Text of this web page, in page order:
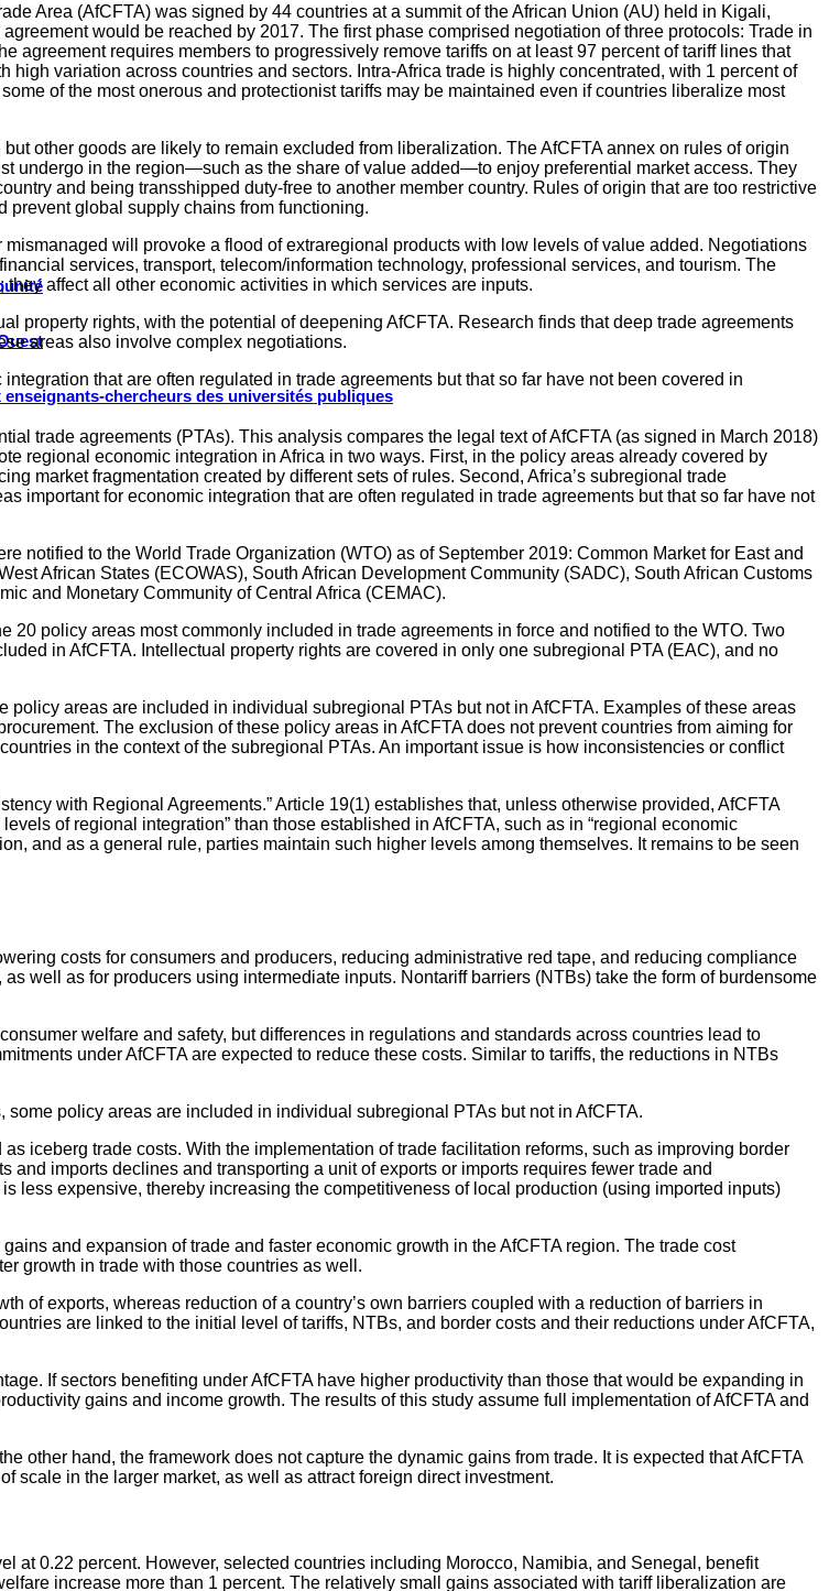
chercheurs des universités publiques
Area (AfCFTA) was signed by 44 countries at a summit of the African Union (AU) held in Kigali,
would be reached by 2017. The first phase comprised negotiation of three protocols: Trade in
agreement requires members to progressively remove tariffs on at least 97 percent of tariff lines that
variation across countries and sectors. Intra-Africa trade is highly concentrated, with 1 percent of
of the most onerous and protectionist tariffs may be maintained even if countries liberalize most
other goods are likely to remain excluded from liberalization. The AfCFTA annex on rules of origin
undergo in the region—such as the share of value added—to enjoy preferential market access. They
and being transshipped duty-free to another member country. Rules of origin that are too restrictive
prevent global supply chains from functioning.
will provoke a flood of extraregional products with low levels of value added. Negotiations
services, transport, telecom/information technology, professional services, and tourism. The
affect all other economic activities in which services are inputs.
property rights, with the potential of deepening AfCFTA. Research finds that deep trade agreements
areas also involve complex negotiations.
that are often regulated in trade agreements but that so far have not been covered in
trade agreements (PTAs). This analysis compares the legal text of AfCFTA (as signed in March 2018)
regional economic integration in Africa in two ways. First, in the policy areas already covered by
market fragmentation created by different sets of rules. Second, Africa’s subregional trade
important for economic integration that are often regulated in trade agreements but that so far have not
notified to the World Trade Organization (WTO) as of September 2019: Common Market for East and
African States (ECOWAS), South African Development Community (SADC), South African Customs
and Monetary Community of Central Africa (CEMAC).
20 policy areas most commonly included in trade agreements in force and notified to the WTO. Two
in AfCFTA. Intellectual property rights are covered in only one subregional PTA (EAC), and no
areas are included in individual subregional PTAs but not in AfCFTA. Examples of these areas
The exclusion of these policy areas in AfCFTA does not prevent countries from aiming for
in the context of the subregional PTAs. An important issue is how inconsistencies or conflict
with Regional Agreements.” Article 19(1) establishes that, unless otherwise provided, AfCFTA
of regional integration” than those established in AfCFTA, such as in “regional economic
and as a general rule, parties maintain such higher levels among themselves. It remains to be seen
costs for consumers and producers, reducing administrative red tape, and reducing compliance
well as for producers using intermediate inputs. Nontariff barriers (NTBs) take the form of burdensome
welfare and safety, but differences in regulations and standards across countries lead to
under AfCFTA are expected to reduce these costs. Similar to tariffs, the reductions in NTBs
policy areas are included in individual subregional PTAs but not in AfCFTA.
iceberg trade costs. With the implementation of trade facilitation reforms, such as improving border
imports declines and transporting a unit of exports or imports requires fewer trade and
less expensive, thereby increasing the competitiveness of local production (using imported inputs)
and expansion of trade and faster economic growth in the AfCFTA region. The trade cost
growth in trade with those countries as well.
of exports, whereas reduction of a country’s own barriers coupled with a reduction of barriers in
are linked to the initial level of tariffs, NTBs, and border costs and their reductions under AfCFTA,
If sectors benefiting under AfCFTA have higher productivity than those that would be expanding in
gains and income growth. The results of this study assume full implementation of AfCFTA and
other hand, the framework does not capture the dynamic gains from trade. It is expected that AfCFTA
scale in the larger market, as well as attract foreign direct investment.
at 0.22 percent. However, selected countries including Morocco, Namibia, and Senegal, benefit
increase more than 1 percent. The relatively small gains associated with tariff liberalization are